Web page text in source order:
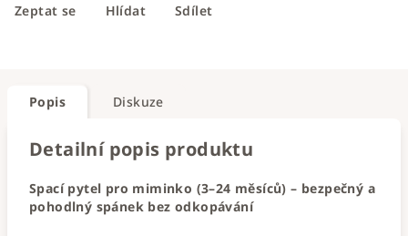
Zeptat se Hlídat Sdílet
Popis Diskuze
Detailní popis produktu
Spací pytel pro miminko (3–24 měsíců) – bezpečný a
pohodlný spánek bez odkopávání